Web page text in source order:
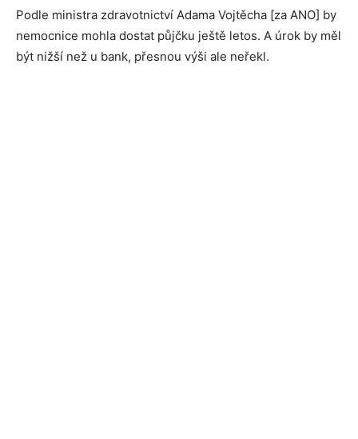
Podle ministra zdravotnictví Adama Vojtěcha [za ANO] by
nemocnice mohla dostat půjčku ještě letos. A úrok by měl
být nižší než u bank, přesnou výši ale neřekl.